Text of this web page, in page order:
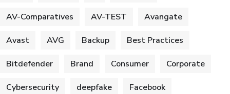
AV-Comparatives AV-TEST Avangate
Avast AVG Backup Best Practices
Bitdefender Brand Consumer Corporate
Cybersecurity deepfake Facebook